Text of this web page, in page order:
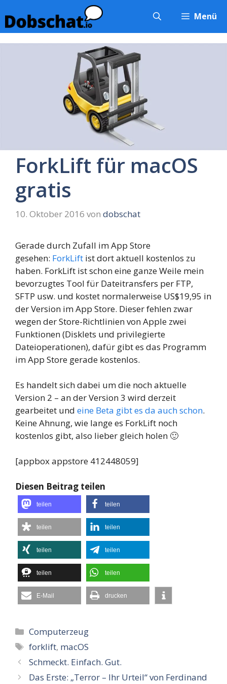
Inhalt
springen
Menü
ForkLift für macOS
gratis
10. Oktober 2016 von dobschat
Gerade durch Zufall im App Store
gesehen: ForkLift ist dort aktuell kostenlos zu
haben. ForkLift ist schon eine ganze Weile mein
bevorzugtes Tool für Dateitransfers per FTP,
SFTP usw. und kostet normalerweise US$19,95 in
der Version im App Store. Dieser fehlen zwar
wegen der Store-Richtlinien von Apple zwei
Funktionen (Disklets und privilegierte
Dateioperationen), dafür gibt es das Programm
im App Store gerade kostenlos.
Es handelt sich dabei um die noch aktuelle
Version 2 – an der Version 3 wird derzeit
gearbeitet und eine Beta gibt es da auch schon.
Keine Ahnung, wie lange es ForkLift noch
kostenlos gibt, also lieber gleich holen 🙂
[appbox appstore 412448059]
Diesen Beitrag teilen
teilen teilen
teilen teilen
teilen teilen
teilen teilen
E-Mail drucken
Kategorien
Computerzeug
Schlagwörter
forklift, macOS
Schmeckt. Einfach. Gut.
Das Erste: „Terror – Ihr Urteil“ von Ferdinand